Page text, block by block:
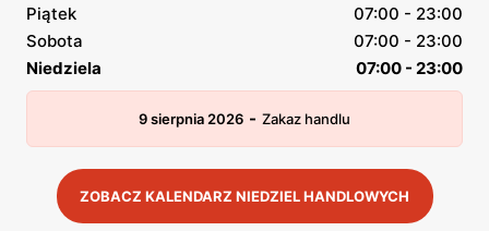
Piątek
07:00 - 23:00
Sobota
07:00 - 23:00
Niedziela
07:00 - 23:00
9 sierpnia 2026 - Zakaz handlu
ZOBACZ KALENDARZ NIEDZIEL HANDLOWYCH